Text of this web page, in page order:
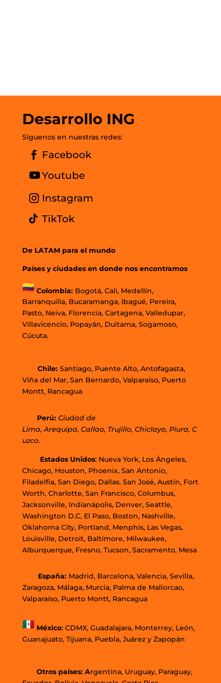
Desarrollo ING
Síguenos en nuestras redes:
Facebook
Youtube
Instagram
TikTok
De LATAM para el mundo
Países y ciudades en donde nos encontramos
Colombia: Bogotá,Cali, Medellín,
Barranquilla,Bucaramanga,Ibagué,Pereira,
Pasto, Neiva, Florencia, Cartagena, Valledupar,
Villavicencio,Popayán, Duitama, Sogamoso,
Cúcuta.
Chile:Santiago, Puente Alto, Antofagasta,
Viña del Mar, San Bernardo, Valparaíso, Puerto
Montt, Rancagua
Perú: Ciudad de
Lima,Arequipa, Callao, Trujillo, Chiclayo, Piura, C
uzco.
Estados Unidos: Nueva York, Los Ángeles,
Chicago, Houston, Phoenix, San Antonio,
Filadelfia, San Diego, Dallas. San José, Austin, Fort
Worth, Charlotte, San Francisco, Columbus,
Jacksonville, Indianápolis, Denver, Seattle,
Washington D.C, El Paso, Boston, Nashville,
Oklahoma City, Portland, Menphis, Las Vegas,
Louisville, Detroit, Baltimore, Milwaukee,
Alburquerque, Fresno, Tucson, Sacramento, Mesa
España: Madrid, Barcelona, Valencia, Sevilla,
Zaragoza, Málaga, Murcia, Palma de Mallorcao,
Valparaíso, Puerto Montt, Rancagua
México: CDMX, Guadalajara, Monterrey, León,
Guanajuato, Tijuana, Puebla, Juárez y Zapopán
Otros países: Argentina, Uruguay, Paraguay,